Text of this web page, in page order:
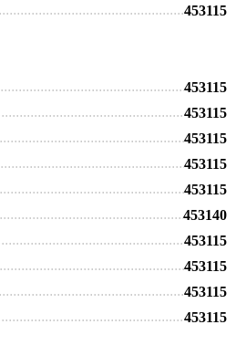
453115
453115
453115
453115
453115
453115
453140
453115
453115
453115
453115